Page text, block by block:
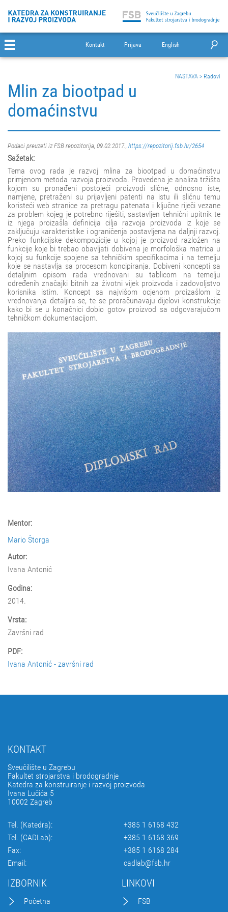
Kontakt Prijava English
NASTAVA > Radovi
Mlin za biootpad u
domaćinstvu
Podaci preuzeti iz FSB repozitorija, 09.02.2017., https://repozitorij.fsb.hr/2654
Sažetak:
Tema ovog rada je razvoj mlina za biootpad u domaćinstvu
primjenom metoda razvoja proizvoda. Provedena je analiza tržišta
kojom su pronađeni postojeći proizvodi slične, odnosno iste,
namjene, pretraženi su prijavljeni patenti na istu ili sličnu temu
koristeći web stranice za pretragu patenata i ključne riječi vezane
za problem kojeg je potrebno riješiti, sastavljen tehnični upitnik te
iz njega proizašla definicija cilja razvoja proizvoda iz koje se
zaključuju karakteristike i ograničenja postavljena na daljnji razvoj.
Preko funkcijske dekompozicije u kojoj je proizvod razložen na
funkcije koje bi trebao obavljati dobivena je morfološka matrica u
kojoj su funkcije spojene sa tehničkim specifikacima i na temelju
koje se nastavlja sa procesom koncipiranja. Dobiveni koncepti sa
detaljnim opisom rada vrednovani su tablicom na temelju
određenih značajki bitnih za životni vijek proizvoda i zadovoljstvo
korisnika istim. Koncept sa najvišom ocjenom proizašlom iz
vrednovanja detaljira se, te se proračunavaju dijelovi konstrukcije
kako bi se u konačnici dobio gotov proizvod sa odgovarajućom
tehničkom dokumentacijom.
Mentor:
Mario Štorga
Autor:
Ivana Antonić
Godina:
2014.
Vrsta:
Završni rad
PDF:
Ivana Antonić - završni rad
KONTAKT
Sveučilište u Zagrebu
Fakultet strojarstva i brodogradnje
Katedra za konstruiranje i razvoj proizvoda
Ivana Lučića 5
10002 Zagreb
Tel. (Katedra):
+385 1 6168 432
Tel. (CADLab):
+385 1 6168 369
Fax:
+385 1 6168 284
Email:
cadlab@fsb.hr
IZBORNIK
Početna
LINKOVI
FSB